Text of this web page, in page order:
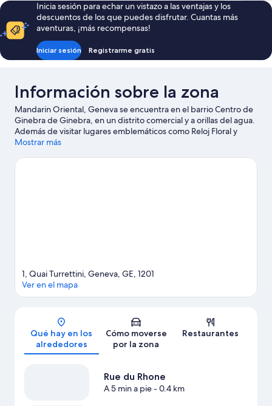
de
1103 €
Inicia sesión para echar un vistazo a las ventajas y los
descuentos de los que puedes disfrutar. Cuantas más
aventuras, ¡más recompensas!
Iniciar sesión Registrarme gratis
Información sobre la zona
Mandarin Oriental, Geneva se encuentra en el barrio Centro de
Ginebra de Ginebra, en un distrito comercial y a orillas del agua.
Además de visitar lugares emblemáticos como Reloj Floral y
Fuente Jet d'Eau, podrás apreciar la belleza natural de Isla
Museo Patek Philippe y Rue du Rhone. Guárdate algo de tiempo
Mostrar más
Mapa
1, Quai Turrettini, Geneva, GE, 1201
Ver en el mapa
Qué hay en los
alrededores
Cómo moverse
por la zona
Restaurantes
Rue du Rhone
A 5 min a pie- 0.4 km